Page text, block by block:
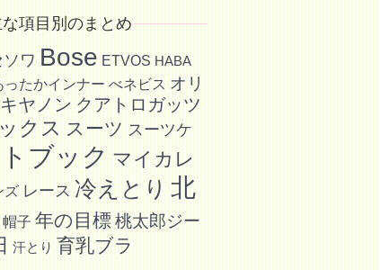
項目別のまとめ
ワ Bose ETVOS HABA
ったかインナー べネビス オリ
キヤノン クアトロガッツ
クス スーツ スーツケ
ブック マイカレ
ズ レース 冷えとり 北
帽子 年の目標 桃太郎ジー
汗とり 育乳ブラ